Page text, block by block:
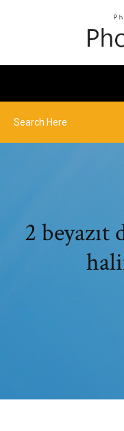
2 beyazıt